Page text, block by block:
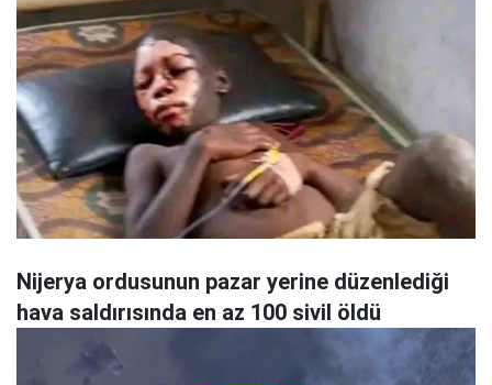
Nijerya ordusunun pazar yerine düzenlediği
hava saldırısında en az 100 sivil öldü